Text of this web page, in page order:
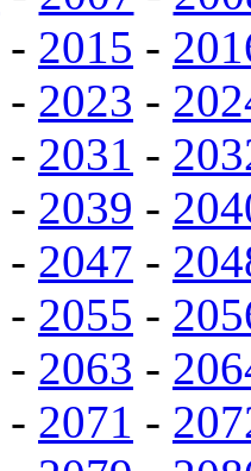
- 2015 -
- 2023 -
- 2031 -
- 2039 -
- 2047 -
- 2055 -
- 2063 -
- 2071 -